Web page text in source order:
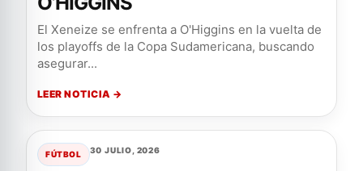
El Xeneize se enfrenta a O'Higgins en la vuelta de
los playoffs de la Copa Sudamericana, buscando
asegurar...
LEER NOTICIA →
FÚTBOL 30 JULIO, 2026